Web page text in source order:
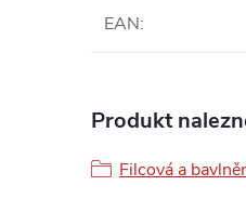
EAN:
Produkt
Filcová a